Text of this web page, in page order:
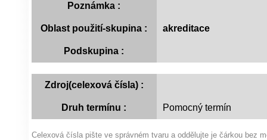
Poznámka :
Oblast použití-skupina : akreditace
Podskupina :
Zdroj(celexová čísla) :
Druh termínu : Pomocný termín
Celexová čísla pište ve správném tvaru a oddělujte je čárkou bez